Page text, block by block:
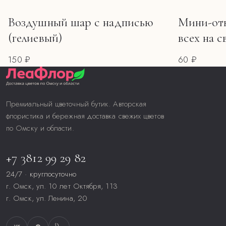
Воздушный шар с надписью
(гелиевый)
150 ₽
Мини-
всех на
60 ₽
Премиальный цветочный бутик. Авторская
флористика и бережная доставка свежих цветов
по Омску и области.
+7 3812 99 29 82
24/7 · круглосуточно
г. Омск, ул. 10 лет Октября, 113
г. Омск, ул. Ленина, 20